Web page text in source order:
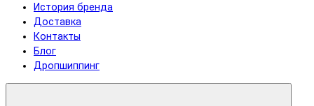
История бренда
Доставка
Контакты
Блог
Дропшиппинг